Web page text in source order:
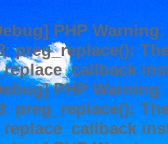
PHP Warning
:preg_replace():
PHP Warning
: preg_replace():